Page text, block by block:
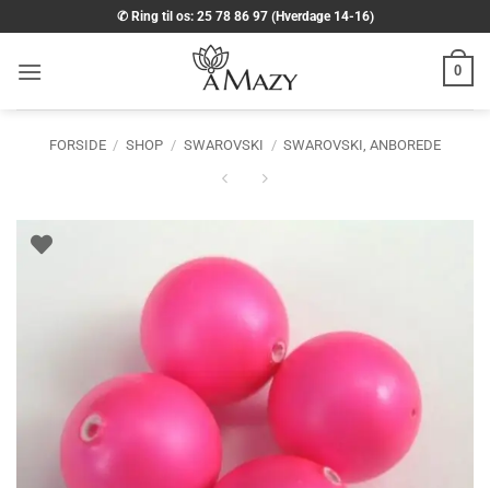
til
indhold
✆ Ring til os: 25 78 86 97 (Hverdage 14-16)
0
FORSIDE / SHOP / SWAROVSKI / SWAROVSKI, ANBOREDE